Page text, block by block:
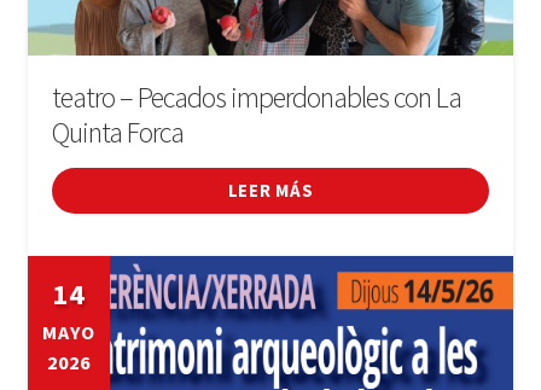
teatro – Pecados imperdonables con La
Quinta Forca
LEER MÁS
14
MAYO
2026